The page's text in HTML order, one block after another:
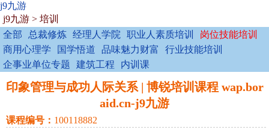
j9九游
j9九游 > 培训
全部
总裁修炼 经理人学院 职业人素质培训
岗位技能培训
商用心理学
国学悟道 品味魅力财富
行业技能培训
企事业单位专题
建筑工程 内训课
印象管理与成功人际关系 | 博锐培训课程 wap.bor
aid.cn-j9九游
课程编号： 100118882